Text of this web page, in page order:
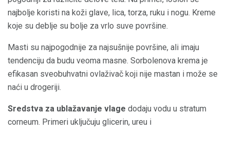
najbolje koristi na koži glave, lica, torza, ruku i nogu. Kreme
koje su deblje su bolje za vrlo suve površine.
Masti su najpogodnije za najsušnije površine, ali imaju
tendenciju da budu veoma masne. Sorbolenova krema je
efikasan sveobuhvatni ovlaživač koji nije mastan i može se
naći u drogeriji.
Sredstva za ublažavanje vlage dodaju vodu u stratum
corneum. Primeri uključuju glicerin, ureu i